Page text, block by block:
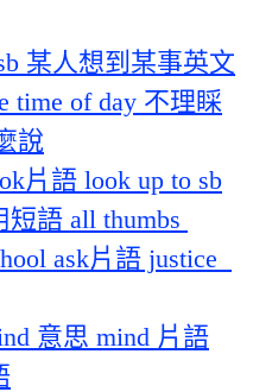
某人想到某事英文
time of day 不理睬
說
片語 look up to sb
語 all thumbs
ask片語 justice
意思 mind 片語